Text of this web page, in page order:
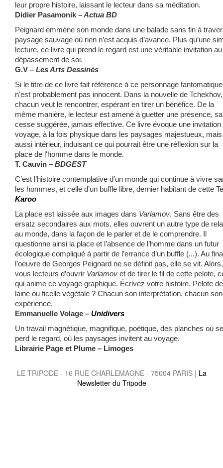
leur propre histoire, laissant le lecteur dans sa méditation.
Didier Pasamonik –Actua BD
Peignard emmène son monde dans une balade sans fin à
paysage sauvage où rien n’est acquis d’avance. Plus qu’une
lecture, ce livre qui prend le regard est une véritable invitation au
dépassement de soi.
G.V – Les Arts Dessinés
Si le titre de ce livre fait référence à ce personnage
n'est probablement pas innocent. Dans la nouvelle de Tchekhov,
chacun veut le rencontrer, espérant en tirer un bénéfice. De la
même manière, le lecteur est amené à guetter une présence,
cesse suggérée, jamais effective. Ce livre évoque une invitation
voyage, à la fois physique dans les paysages majestueux, mais
aussi intérieur, induisant ce qui pourrait être une réflexion sur la
place de l'homme dans le monde.
T. Cauvin – BDGEST
C’est l’histoire contemplative d’un monde qui continue à vivre
les hommes, et celle d’un buffle libre, dernier habitant de cette
Karoo
La place est laissée aux images dans Varlamov. Sans être des
ersatz secondaires aux mots, elles ouvrent un autre type de
au monde, dans la façon de le parler et de le comprendre. Il
questionne ainsi la place et l’absence de l’homme dans un futur
écologique compliqué à partir de l’errance d’un buffle (...). Au
l’oeuvre de Georges Peignard ne se définit pas, elle se vit.
vous lecteurs d’ouvrir Varlamov et de tirer le fil de cette pelote,
qui anime ce voyage graphique. Écrivez votre histoire. Pelote de
laine ou ficelle végétale ? Chacun son interprétation, chacun son
expérience.
Emmanuelle Volage – Unidivers
Un travail magnétique, magnifique, poétique, des planches où se
perd le regard, où les paysages invitent au voyage.
Librairie Page et Plume – Limoges
LE TRIPODE - 16 RUE CHARLEMAGNE - 75004 PARIS | La
Newsletter du Tripode